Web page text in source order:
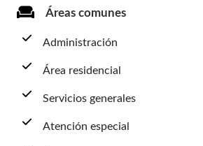
Áreas comunes
Administración
Área residencial
Servicios generales
Atención especial